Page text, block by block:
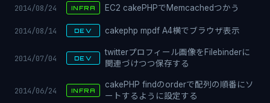
2014/08/24 INFRA EC2 cakePHPでMemcachedつかう
2014/08/14 DEV cakephp mpdf A4横でブラウザ表示
2014/07/04 DEV
twitterプロフィール画像をFilebinderに
関連づけつつ保存する
2014/06/24 INFRA
cakePHP findのorderで配列の順番にソ
ートするように設定する